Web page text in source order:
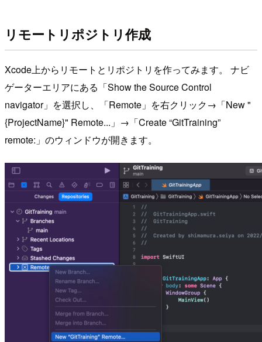
リモートリポジトリ作成
Xcode上からリモートとリポジトリを作ってみます。 ナビ
ゲーターエリアにある「Show the Source Control
navigator」を選択し、「Remote」を右クリック→「New "
{ProjectName}" Remote...」→「Create “GitTraining”
remote:」のウィンドウが開きます。